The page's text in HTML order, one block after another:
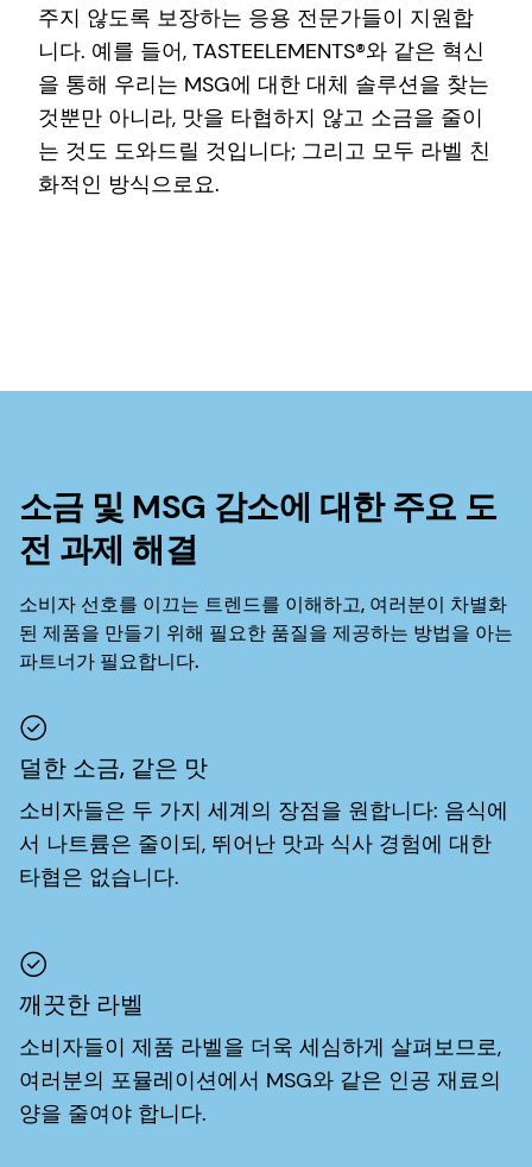
주지 않도록 보장하는 응용 전문가들이 지원합
니다. 예를 들어, TASTEELEMENTS®와 같은 혁신
을 통해 우리는 MSG에 대한 대체 솔루션을 찾는
것뿐만 아니라, 맛을 타협하지 않고 소금을 줄이
는 것도 도와드릴 것입니다; 그리고 모두 라벨 친
화적인 방식으로요.
소금 및 MSG 감소에 대한 주요 도
전 과제 해결
소비자 선호를 이끄는 트렌드를 이해하고, 여러분이 차별화
된 제품을 만들기 위해 필요한 품질을 제공하는 방법을 아는
파트너가 필요합니다.
덜한 소금, 같은 맛
소비자들은 두 가지 세계의 장점을 원합니다: 음식에
서 나트륨은 줄이되, 뛰어난 맛과 식사 경험에 대한
타협은 없습니다.
깨끗한 라벨
소비자들이 제품 라벨을 더욱 세심하게 살펴보므로,
여러분의 포뮬레이션에서 MSG와 같은 인공 재료의
양을 줄여야 합니다.